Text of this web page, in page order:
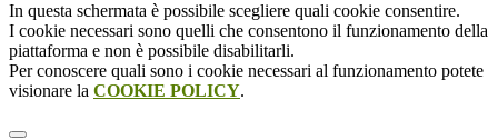
In questa schermata è possibile scegliere quali cookie consentire.
I cookie necessari sono quelli che consentono il funzionamento della
piattaforma e non è possibile disabilitarli.
Per conoscere quali sono i cookie necessari al funzionamento potete
visionare la COOKIE POLICY.